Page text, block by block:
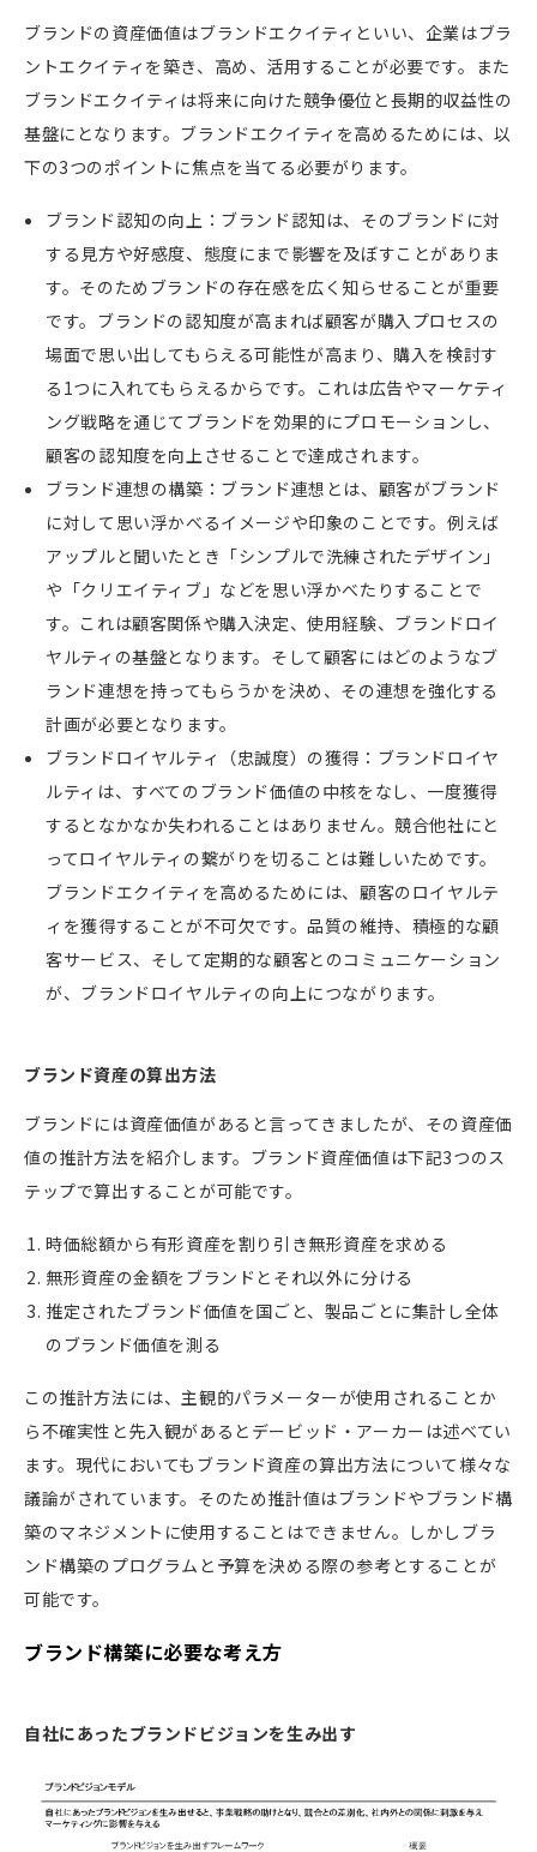
ブランドの資産価値はブランドエクイティといい、企業はブラ
ントエクイティを築き、高め、活用することが必要です。また
ブランドエクイティは将来に向けた競争優位と長期的収益性の
基盤にとなります。ブランドエクイティを高めるためには、以
下の3つのポイントに焦点を当てる必要がります。
ブランド認知の向上：ブランド認知は、そのブランドに対
する見方や好感度、態度にまで影響を及ぼすことがありま
す。そのためブランドの存在感を広く知らせることが重要
です。ブランドの認知度が高まれば顧客が購入プロセスの
場面で思い出してもらえる可能性が高まり、購入を検討す
る1つに入れてもらえるからです。これは広告やマーケティ
ング戦略を通じてブランドを効果的にプロモーションし、
顧客の認知度を向上させることで達成されます。
ブランド連想の構築：ブランド連想とは、顧客がブランド
に対して思い浮かべるイメージや印象のことです。例えば
アップルと聞いたとき「シンプルで洗練されたデザイン」
や「クリエイティブ」などを思い浮かべたりすることで
す。これは顧客関係や購入決定、使用経験、ブランドロイ
ヤルティの基盤となります。そして顧客にはどのようなブ
ランド連想を持ってもらうかを決め、その連想を強化する
計画が必要となります。
ブランドロイヤルティ（忠誠度）の獲得：ブランドロイヤ
ルティは、すべてのブランド価値の中核をなし、一度獲得
するとなかなか失われることはありません。競合他社にと
ってロイヤルティの繋がりを切ることは難しいためです。
ブランドエクイティを高めるためには、顧客のロイヤルテ
ィを獲得することが不可欠です。品質の維持、積極的な顧
客サービス、そして定期的な顧客とのコミュニケーション
が、ブランドロイヤルティの向上につながります。
ブランド資産の算出方法
ブランドには資産価値があると言ってきましたが、その資産価
値の推計方法を紹介します。ブランド資産価値は下記3つのス
テップで算出することが可能です。
時価総額から有形資産を割り引き無形資産を求める
無形資産の金額をブランドとそれ以外に分ける
推定されたブランド価値を国ごと、製品ごとに集計し全体
のブランド価値を測る
この推計方法には、主観的パラメーターが使用されることか
ら不確実性と先入観があるとデービッド・アーカーは述べてい
ます。現代においてもブランド資産の算出方法について様々な
議論がされています。そのため推計値はブランドやブランド構
築のマネジメントに使用することはできません。しかしブラ
ンド構築のプログラムと予算を決める際の参考とすることが
可能です。
ブランド構築に必要な考え方
自社にあったブランドビジョンを生み出す